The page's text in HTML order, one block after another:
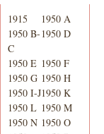
1915
1950 A
1950 B-
C
1950 D
1950 E 1950 F
1950 G 1950 H
1950 I-J1950 K
1950 L 1950 M
1950 N 1950 O